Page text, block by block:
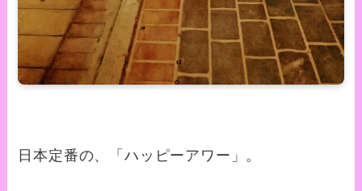
日本定番の、「ハッピーアワー」。